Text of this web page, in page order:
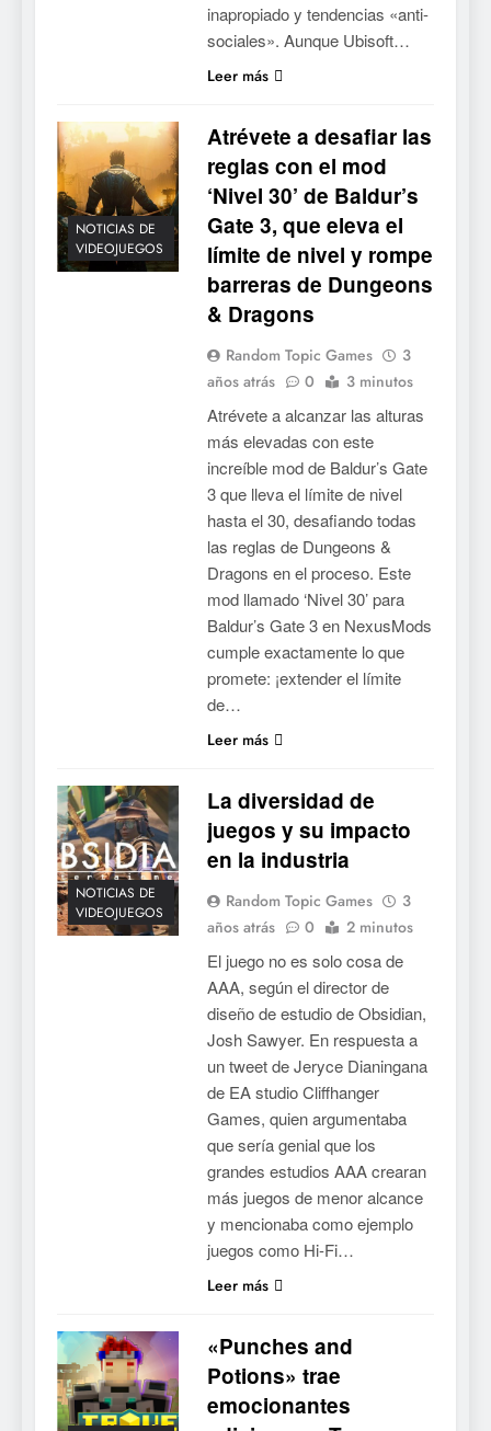
inapropiado y tendencias «anti-
sociales». Aunque Ubisoft…
Leer más
NOTICIAS DE
VIDEOJUEGOS
Atrévete a desafiar las
reglas con el mod
‘Nivel 30’ de Baldur’s
Gate 3, que eleva el
límite de nivel y rompe
barreras de Dungeons
& Dragons
Random Topic Games
3
años atrás
0 3 minutos
Atrévete a alcanzar las alturas
más elevadas con este
increíble mod de Baldur’s Gate
3 que lleva el límite de nivel
hasta el 30, desafiando todas
las reglas de Dungeons &
Dragons en el proceso. Este
mod llamado ‘Nivel 30’ para
Baldur’s Gate 3 en NexusMods
cumple exactamente lo que
promete: ¡extender el límite
de…
Leer más
NOTICIAS DE
VIDEOJUEGOS
La diversidad de
juegos y su impacto
en la industria
Random Topic Games
3
años atrás
0 2 minutos
El juego no es solo cosa de
AAA, según el director de
diseño de estudio de Obsidian,
Josh Sawyer. En respuesta a
un tweet de Jeryce Dianingana
de EA studio Cliffhanger
Games, quien argumentaba
que sería genial que los
grandes estudios AAA crearan
más juegos de menor alcance
y mencionaba como ejemplo
juegos como Hi-Fi…
Leer más
«Punches and
Potions» trae
emocionantes